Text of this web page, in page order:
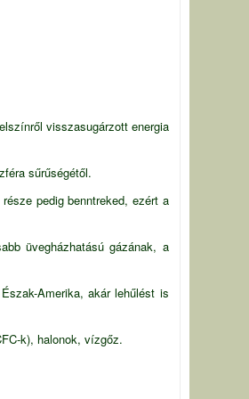
visszasugárzott energia
sűrűségétől.
pedig benntreked, ezért a
üvegházhatású gázának, a
Amerika, akár lehűlést is
k), halonok, vízgőz.